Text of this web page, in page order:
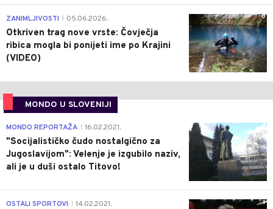
0
ZANIMLJIVOSTI 05.06.2026.
Otkriven trag nove vrste: Čovječja
ribica mogla bi ponijeti ime po Krajini
(VIDEO)
MONDO U SLOVENIJI
4
MONDO REPORTAŽA 16.02.2021.
"Socijalističko čudo nostalgično za
Jugoslavijom": Velenje je izgubilo naziv,
ali je u duši ostalo Titovo!
1
OSTALI SPORTOVI 14.02.2021.